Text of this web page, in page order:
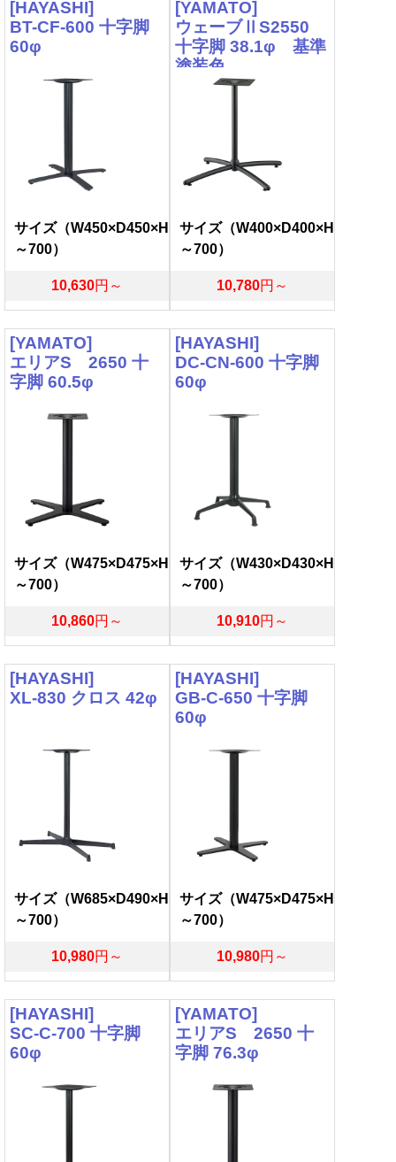
[HAYASHI]
BT-CF-600 十字脚
60φ
サイズ（W450×D450×H
～700）
10,630円～
[YAMATO]
ウェーブⅡS2550
十字脚 38.1φ 基準
塗装色
サイズ（W400×D400×H
～700）
10,780円～
[YAMATO]
エリアS 2650 十
字脚 60.5φ
サイズ（W475×D475×H
～700）
10,860円～
[HAYASHI]
DC-CN-600 十字脚
60φ
サイズ（W430×D430×H
～700）
10,910円～
[HAYASHI]
XL-830 クロス 42φ
サイズ（W685×D490×H
～700）
10,980円～
[HAYASHI]
GB-C-650 十字脚
60φ
サイズ（W475×D475×H
～700）
10,980円～
[HAYASHI]
SC-C-700 十字脚
60φ
[YAMATO]
エリアS 2650 十
字脚 76.3φ